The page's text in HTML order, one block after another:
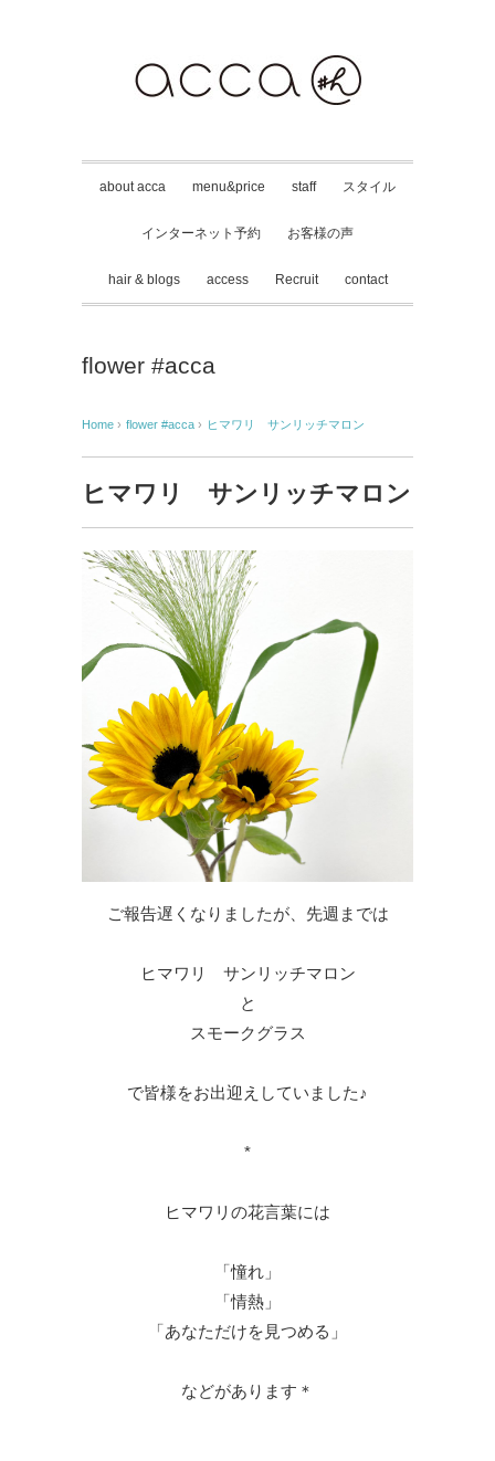
about acca menu&price staff スタイル
インターネット予約 お客様の声
hair & blogs access Recruit contact
flower #acca
Home › flower #acca › ヒマワリ サンリッチマロン
ヒマワリ サンリッチマロン
ご報告遅くなりましたが、先週までは
ヒマワリ サンリッチマロン
と
スモークグラス
で皆様をお出迎えしていました♪
*
ヒマワリの花言葉には
「憧れ」
「情熱」
「あなただけを見つめる」
などがあります＊